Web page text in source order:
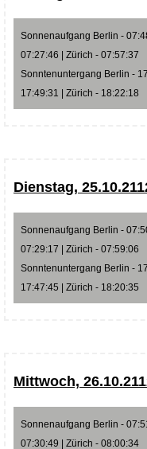
Sonnenaufgang Berlin -
07:27:46 | Zürich - 07:57:37
Sonntenuntergang Berlin -
17:49:31 | Zürich - 18:22:18
Dienstag,
Sonnenaufgang Berlin -
07:29:17 | Zürich - 07:59:06
Sonntenuntergang Berlin -
17:47:45 | Zürich - 18:20:35
Mittwoch,
Sonnenaufgang Berlin -
07:30:49 | Zürich - 08:00:34